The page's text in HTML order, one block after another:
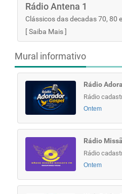
Rádio Antena 1
Clássicos das decadas 70, 80
[Saiba Mais]
Mural informativo
Rádio
Rádio
Ontem
Rádio
Rádio
Ontem